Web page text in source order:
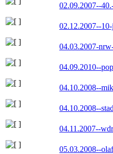
02.09.2007--
02.12.2007--
04.03.2007-
04.09.2010--
04.10.2008--
04.10.2008--
04.11.2007--
05.03.2008--